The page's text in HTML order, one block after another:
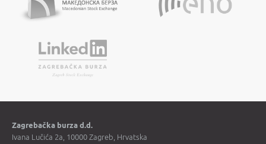
Zagrebačka burza d.d.
Ivana Lučića 2a, 10000 Zagreb, Hrvatska